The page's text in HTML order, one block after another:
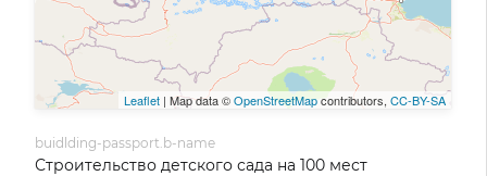
Leaflet | Map data ©OpenStreetMapcontributors, CC-BY-SA
buidlding-passport.b-name
Строительство детского сада на 100 мест